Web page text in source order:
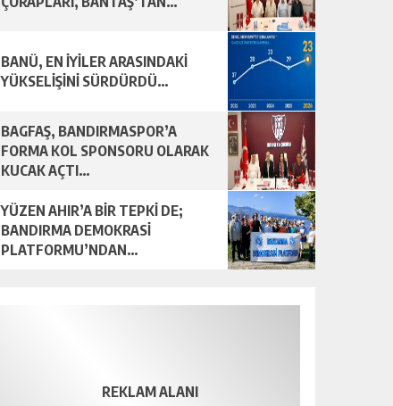
BANÜ, EN İYİLER ARASINDAKİ
YÜKSELİŞİNİ SÜRDÜRDÜ…
BAGFAŞ, BANDIRMASPOR’A
FORMA KOL SPONSORU OLARAK
KUCAK AÇTI…
YÜZEN AHIR’A BİR TEPKİ DE;
BANDIRMA DEMOKRASİ
PLATFORMU’NDAN…
REKLAM ALANI